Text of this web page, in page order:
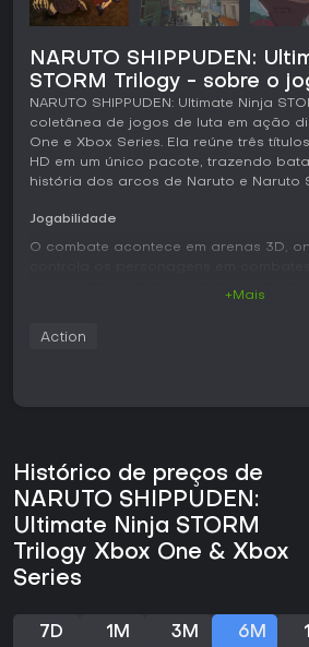
NARUTO SHIPPUDEN:
STORM Trilogy - sobre o
NARUTO SHIPPUDEN: Ultimate Ninja
coletânea de jogos de luta em ação
One e Xbox Series. Ela reúne três
HD em um único pacote, trazendo
história dos arcos de Naruto e Naruto
Jogabilidade
O combate acontece em arenas 3D,
específicas durante a partida. Os
oferecem ataques extras ou opções
itens acessados pelo direcional
luta ao melhorar atributos ou aplicar
Quando dois lutadores ativam
mesmo tempo, um minigame de
resultado por meio de inputs rápidos.
cinematográficos em acertos bem-
+Mais
Action
Histórico de preços de
NARUTO SHIPPUDEN:
Ultimate Ninja STORM
Trilogy Xbox One & Xbox
Series
7D 1M 3M 6M